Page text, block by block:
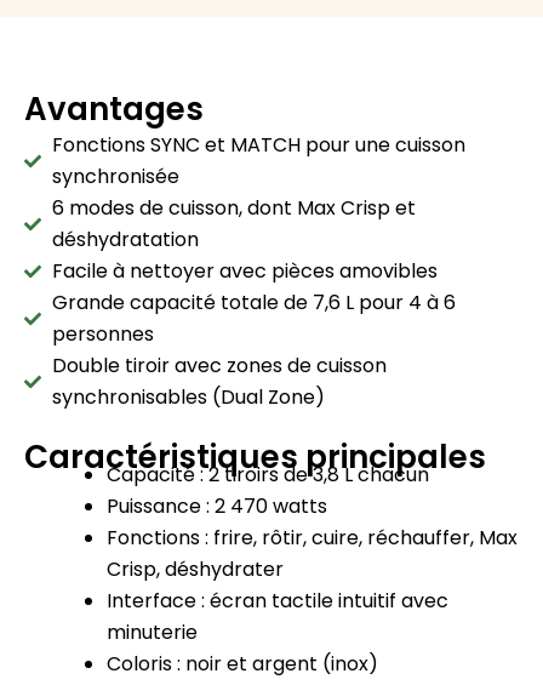
Avantages
Fonctions SYNC et MATCH pour une cuisson
synchronisée
6 modes de cuisson, dont Max Crisp et
déshydratation
Facile à nettoyer avec pièces amovibles
Grande capacité totale de 7,6 L pour 4 à 6
personnes
Double tiroir avec zones de cuisson
synchronisables (Dual Zone)
Caractéristiques principales
Capacité : 2 tiroirs de 3,8 L chacun
Puissance : 2 470 watts
Fonctions : frire, rôtir, cuire, réchauffer, Max
Crisp, déshydrater
Interface : écran tactile intuitif avec
minuterie
Coloris : noir et argent (inox)